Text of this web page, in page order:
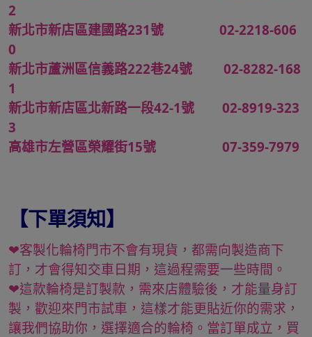
2
新北市新店區建國路231號 02-2218-606
0
新北市蘆洲區信義路222巷24號 02-8282-168
1
新北市新店區北新路一段42-1號 02-8919-323
3
高雄市左營區榮耀街15號 07-359-7979
【下單須知】
❤客製化輪椅門市不會有現貨，都需向製造商下
訂，才會得知交車日期，這過程需要一些時間。
❤這款輪椅是訂製款，需來店體驗後，才能量身訂
製，歡迎來門市試車，這樣才能更貼近你的需求，
讓我們協助你，選擇適合的輪椅。當訂單成立，買